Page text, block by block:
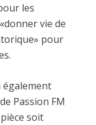
les
vie de
pour
également
Passion FM
soit